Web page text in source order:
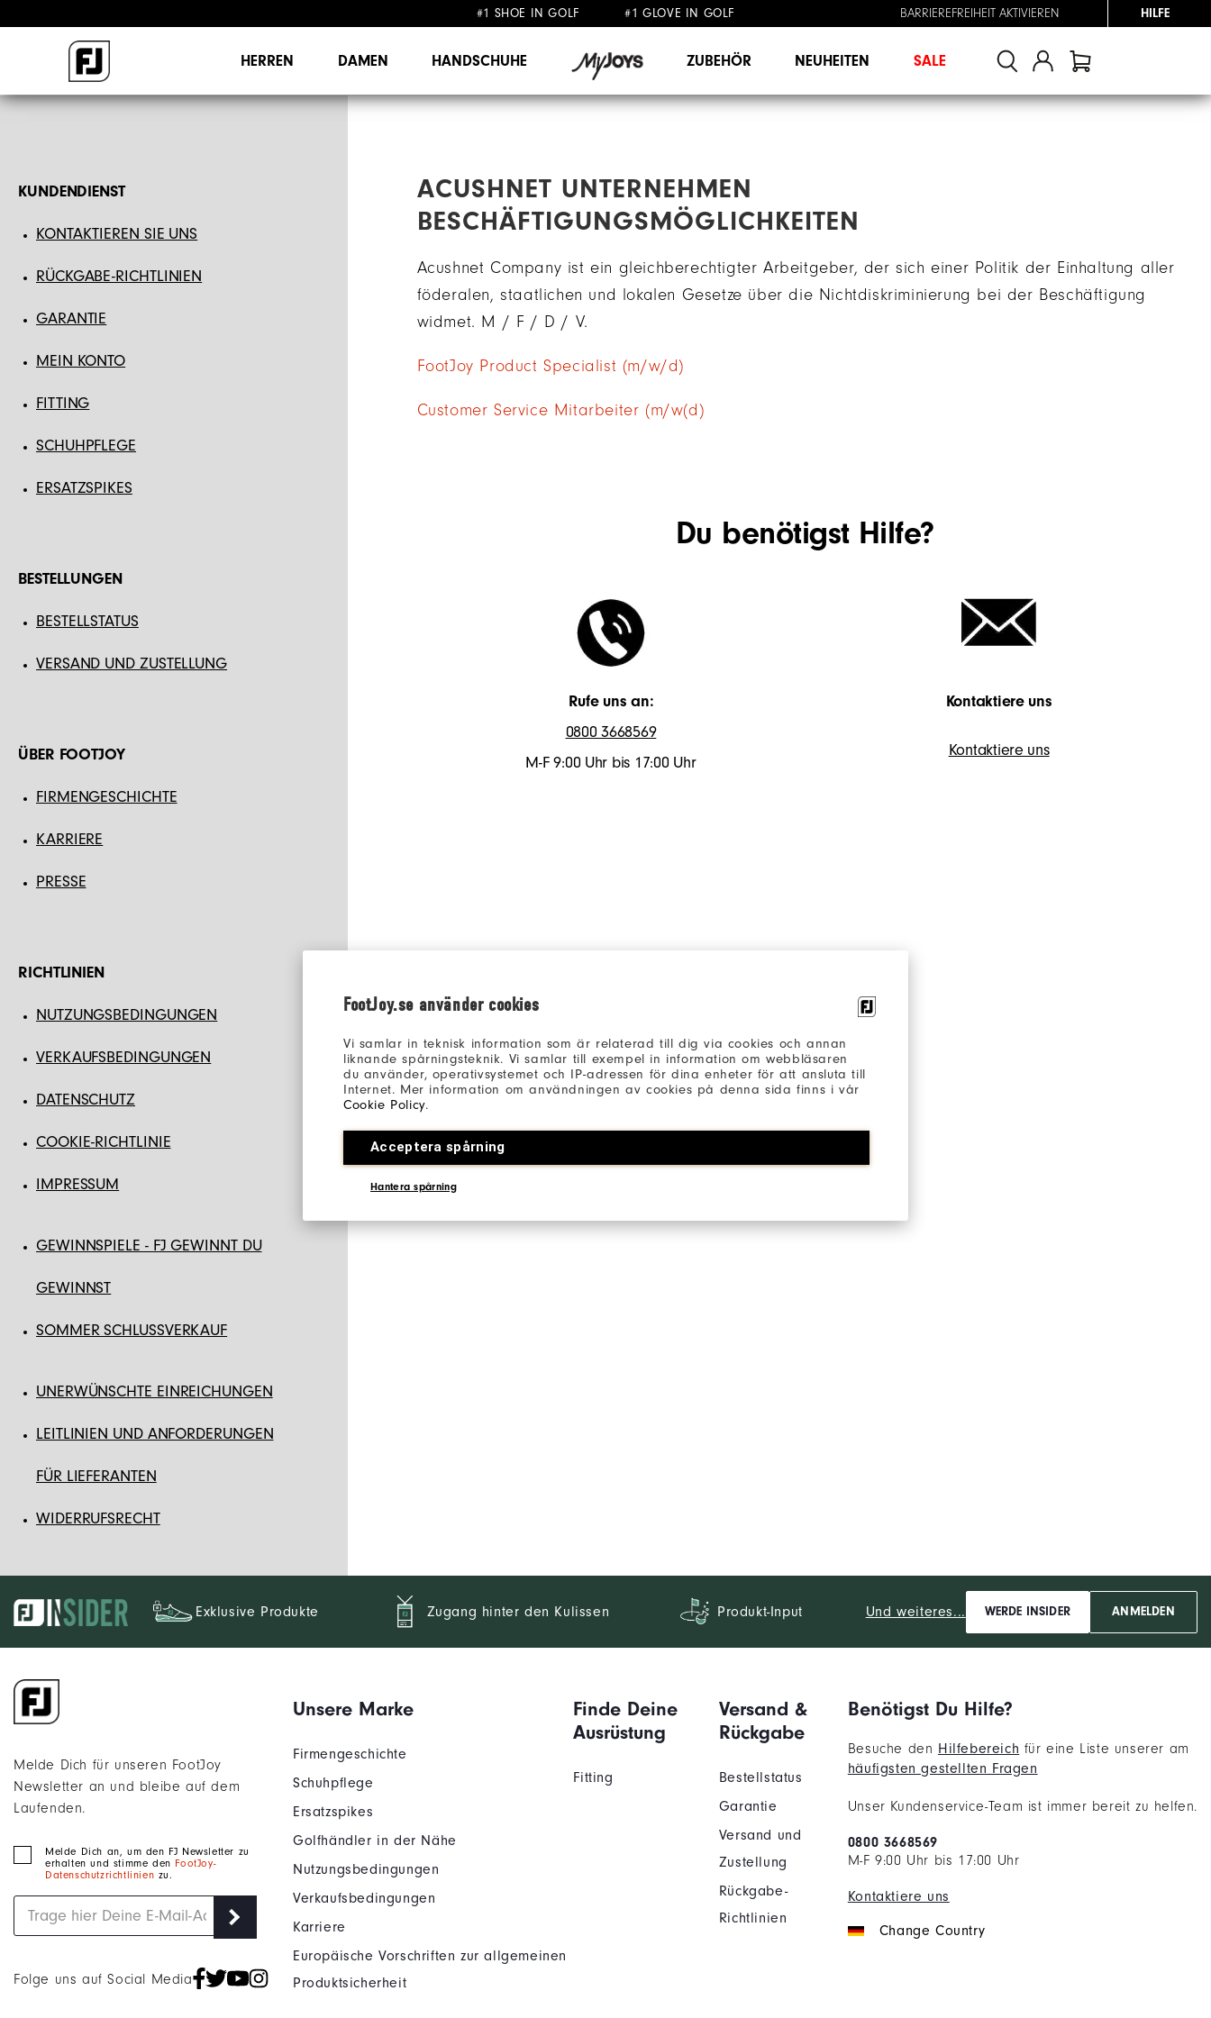
FootJoy.se använder cookies
Vi samlar in teknisk information som är relaterad till dig via cookies och annan
liknande spårningsteknik. Vi samlar till exempel in information om webbläsaren
du använder, operativsystemet och IP-adressen för dina enheter för att ansluta till
Internet. Mer information om användningen av cookies på denna sida finns i vår
Cookie Policy.
Acceptera spårning
Hantera spårning
#1 SHOE IN GOLF #1 GLOVE IN GOLF
BARRIEREFREIHEIT AKTIVIEREN HILFE
HERREN DAMEN HANDSCHUHE ZUBEHÖR NEUHEITEN SALE
KUNDENDIENST
KONTAKTIEREN SIE UNS
RÜCKGABE-RICHTLINIEN
GARANTIE
MEIN KONTO
FITTING
SCHUHPFLEGE
ERSATZSPIKES
BESTELLUNGEN
BESTELLSTATUS
VERSAND UND ZUSTELLUNG
ÜBER FOOTJOY
FIRMENGESCHICHTE
KARRIERE
PRESSE
RICHTLINIEN
NUTZUNGSBEDINGUNGEN
VERKAUFSBEDINGUNGEN
DATENSCHUTZ
COOKIE-RICHTLINIE
IMPRESSUM
GEWINNSPIELE - FJ GEWINNT DU
GEWINNST
SOMMER SCHLUSSVERKAUF
UNERWÜNSCHTE EINREICHUNGEN
LEITLINIEN UND ANFORDERUNGEN
FÜR LIEFERANTEN
WIDERRUFSRECHT
ACUSHNET UNTERNEHMEN
BESCHÄFTIGUNGSMÖGLICHKEITEN
Acushnet Company ist ein gleichberechtigter Arbeitgeber, der sich einer Politik der Einhaltung aller
föderalen, staatlichen und lokalen Gesetze über die Nichtdiskriminierung bei der Beschäftigung
widmet. M / F / D / V.
FootJoy Product Specialist (m/w/d)
Customer Service Mitarbeiter (m/w(d)
Du benötigst Hilfe?
Rufe uns an:
0800 3668569
M-F 9:00 Uhr bis 17:00 Uhr
Kontaktiere uns
Kontaktiere uns
Exklusive Produkte Zugang hinter den Kulissen Produkt-Input Und weiteres... WERDE INSIDER ANMELDEN
Melde Dich für unseren FootJoy
Newsletter an und bleibe auf dem
Laufenden.
Melde Dich an, um den FJ Newsletter zu
erhalten und stimme den FootJoy-
Datenschutzrichtlinien zu.
Folge uns auf Social Media
Unsere Marke
Firmengeschichte
Schuhpflege
Ersatzspikes
Golfhändler in der Nähe
Nutzungsbedingungen
Verkaufsbedingungen
Karriere
Europäische Vorschriften zur allgemeinen
Produktsicherheit
Finde Deine
Ausrüstung
Fitting
Versand &
Rückgabe
Bestellstatus
Garantie
Versand und
Zustellung
Rückgabe-
Richtlinien
Benötigst Du Hilfe?
Besuche den Hilfebereich für eine Liste unserer am
häufigsten gestellten Fragen
Unser Kundenservice-Team ist immer bereit zu helfen.
0800 3668569
M-F 9:00 Uhr bis 17:00 Uhr
Kontaktiere uns
Change Country